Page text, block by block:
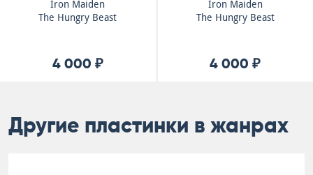
Iron Maiden
The Hungry Beast
4 000 ₽
Iron Maiden
The Hungry Beast
4 000 ₽
Другие пластинки в жанрах